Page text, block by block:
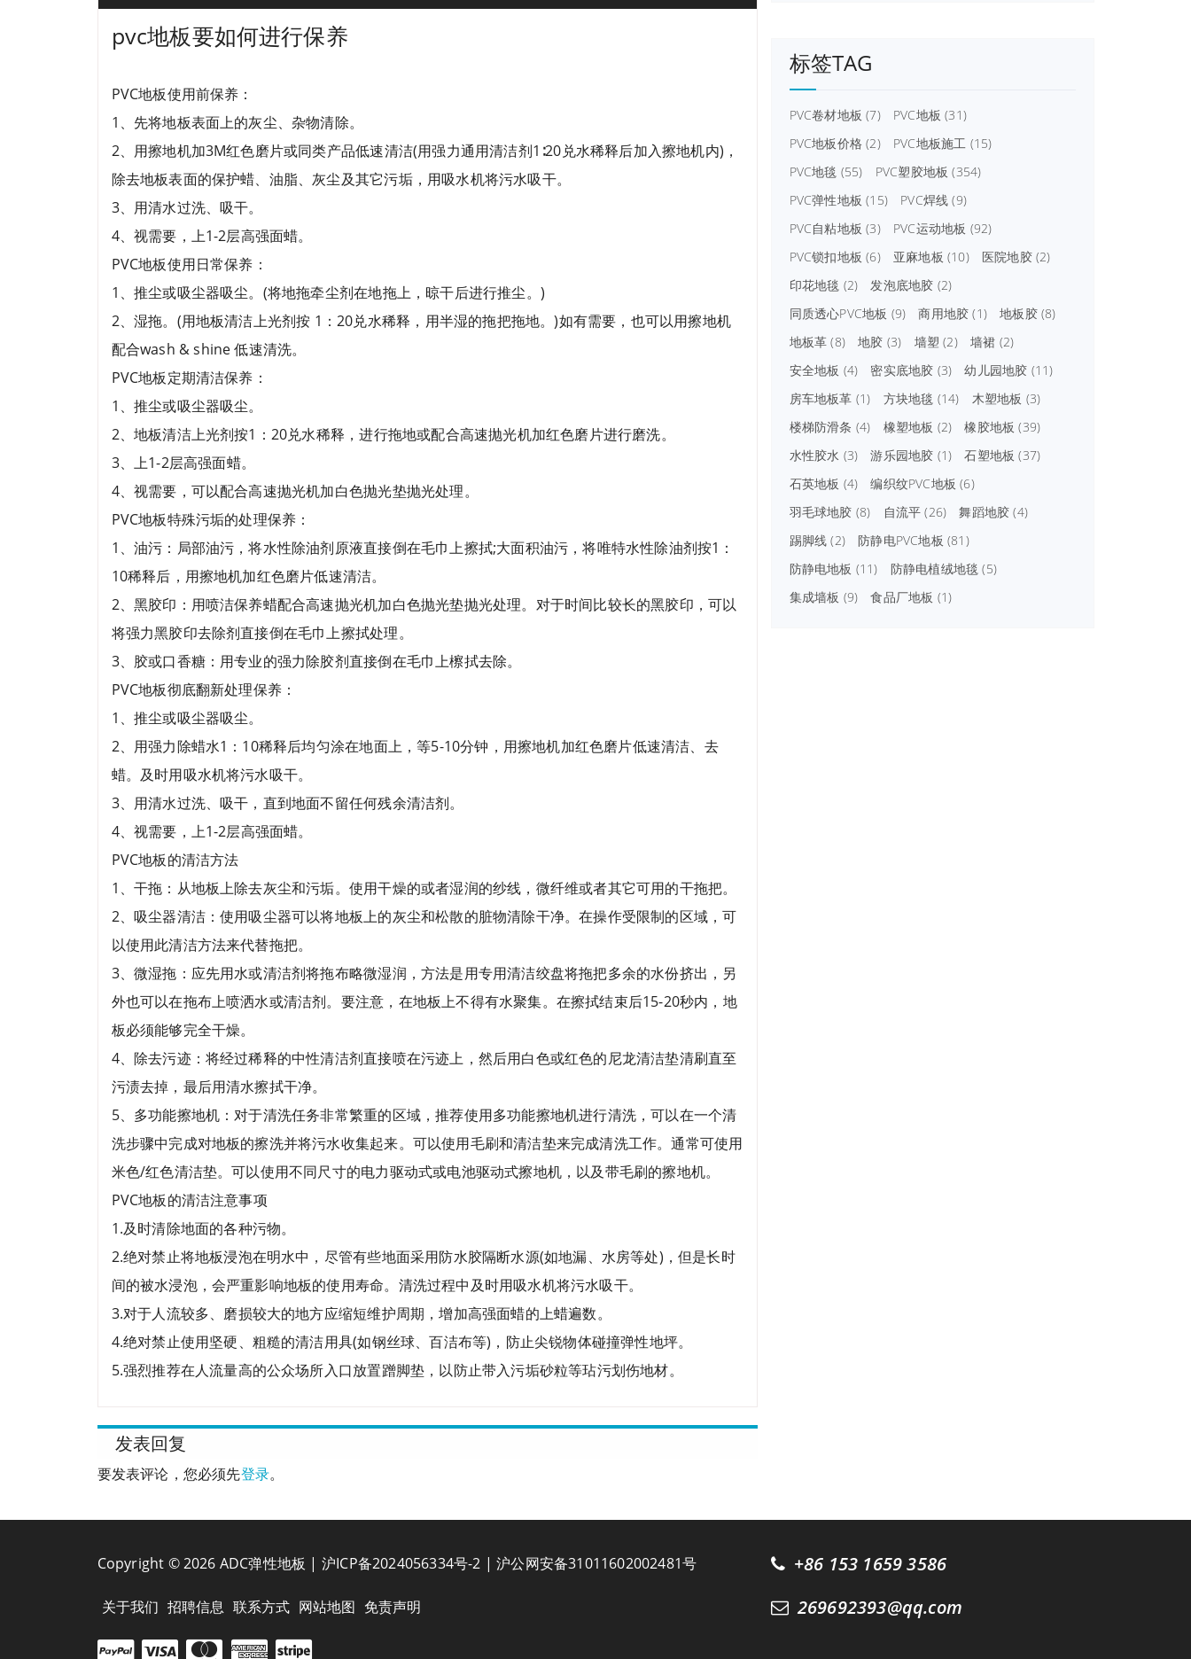
pvc地板要如何进行保养
PVC地板使用前保养：
1、先将地板表面上的灰尘、杂物清除。
2、用擦地机加3M红色磨片或同类产品低速清洁(用强力通用清洁剂1∶20兑水稀释后加入擦地机内)，
除去地板表面的保护蜡、油脂、灰尘及其它污垢，用吸水机将污水吸干。
3、用清水过洗、吸干。
4、视需要，上1-2层高强面蜡。
PVC地板使用日常保养：
1、推尘或吸尘器吸尘。(将地拖牵尘剂在地拖上，晾干后进行推尘。)
2、湿拖。(用地板清洁上光剂按 1：20兑水稀释，用半湿的拖把拖地。)如有需要，也可以用擦地机
配合wash & shine 低速清洗。
PVC地板定期清洁保养：
1、推尘或吸尘器吸尘。
2、地板清洁上光剂按1：20兑水稀释，进行拖地或配合高速抛光机加红色磨片进行磨洗。
3、上1-2层高强面蜡。
4、视需要，可以配合高速抛光机加白色抛光垫抛光处理。
PVC地板特殊污垢的处理保养：
1、油污：局部油污，将水性除油剂原液直接倒在毛巾上擦拭;大面积油污，将唯特水性除油剂按1：
10稀释后，用擦地机加红色磨片低速清洁。
2、黑胶印：用喷洁保养蜡配合高速抛光机加白色抛光垫抛光处理。对于时间比较长的黑胶印，可以
将强力黑胶印去除剂直接倒在毛巾上擦拭处理。
3、胶或口香糖：用专业的强力除胶剂直接倒在毛巾上檫拭去除。
PVC地板彻底翻新处理保养：
1、推尘或吸尘器吸尘。
2、用强力除蜡水1：10稀释后均匀涂在地面上，等5-10分钟，用擦地机加红色磨片低速清洁、去
蜡。及时用吸水机将污水吸干。
3、用清水过洗、吸干，直到地面不留任何残余清洁剂。
4、视需要，上1-2层高强面蜡。
PVC地板的清洁方法
1、干拖：从地板上除去灰尘和污垢。使用干燥的或者湿润的纱线，微纤维或者其它可用的干拖把。
2、吸尘器清洁：使用吸尘器可以将地板上的灰尘和松散的脏物清除干净。在操作受限制的区域，可
以使用此清洁方法来代替拖把。
3、微湿拖：应先用水或清洁剂将拖布略微湿润，方法是用专用清洁绞盘将拖把多余的水份挤出，另
外也可以在拖布上喷洒水或清洁剂。要注意，在地板上不得有水聚集。在擦拭结束后15-20秒内，地
板必须能够完全干燥。
4、除去污迹：将经过稀释的中性清洁剂直接喷在污迹上，然后用白色或红色的尼龙清洁垫清刷直至
污渍去掉，最后用清水擦拭干净。
5、多功能擦地机：对于清洗任务非常繁重的区域，推荐使用多功能擦地机进行清洗，可以在一个清
洗步骤中完成对地板的擦洗并将污水收集起来。可以使用毛刷和清洁垫来完成清洗工作。通常可使用
米色/红色清洁垫。可以使用不同尺寸的电力驱动式或电池驱动式擦地机，以及带毛刷的擦地机。
PVC地板的清洁注意事项
1.及时清除地面的各种污物。
2.绝对禁止将地板浸泡在明水中，尽管有些地面采用防水胶隔断水源(如地漏、水房等处)，但是长时
间的被水浸泡，会严重影响地板的使用寿命。清洗过程中及时用吸水机将污水吸干。
3.对于人流较多、磨损较大的地方应缩短维护周期，增加高强面蜡的上蜡遍数。
4.绝对禁止使用坚硬、粗糙的清洁用具(如钢丝球、百洁布等)，防止尖锐物体碰撞弹性地坪。
5.强烈推荐在人流量高的公众场所入口放置蹭脚垫，以防止带入污垢砂粒等玷污划伤地材。
发表回复
要发表评论，您必须先登录。
标签TAG
PVC卷材地板 (7) PVC地板 (31)
PVC地板价格 (2) PVC地板施工 (15)
PVC地毯 (55) PVC塑胶地板 (354)
PVC弹性地板 (15) PVC焊线 (9)
PVC自粘地板 (3) PVC运动地板 (92)
PVC锁扣地板 (6) 亚麻地板 (10) 医院地胶(2)
印花地毯 (2) 发泡底地胶 (2)
同质透心PVC地板 (9) 商用地胶 (1) 地板胶(8)
地板革 (8) 地胶 (3) 墙塑 (2) 墙裙 (2)
安全地板 (4) 密实底地胶 (3) 幼儿园地胶 (11)
房车地板革 (1) 方块地毯 (14) 木塑地板 (3)
楼梯防滑条 (4) 橡塑地板 (2) 橡胶地板 (39)
水性胶水 (3) 游乐园地胶 (1) 石塑地板 (37)
石英地板 (4) 编织纹PVC地板 (6)
羽毛球地胶 (8) 自流平 (26) 舞蹈地胶 (4)
踢脚线 (2) 防静电PVC地板 (81)
防静电地板 (11) 防静电植绒地毯 (5)
集成墙板 (9) 食品厂地板 (1)
Copyright © 2026 ADC弹性地板 | 沪ICP备2024056334号-2 |沪公网安备31011602002481号
关于我们 招聘信息 联系方式 网站地图 免责声明
+86 153 1659 3586
269692393@qq.com